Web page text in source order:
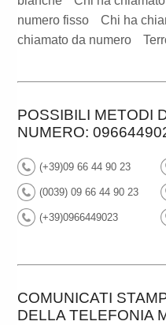
numero fisso
Chi ha
chiamato da numero
POSSIBILI METODI
NUMERO:
(+39)09 66 44 90 23
(0039) 09 66 44 90 23
(+39)0966449023
COMUNICATI
DELLA TELEFONIA